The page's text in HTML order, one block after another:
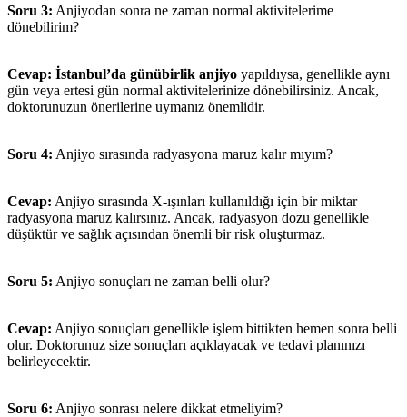
Soru 3: Anjiyodan sonra ne zaman normal aktivitelerime
dönebilirim?
Cevap: İstanbul’da günübirlik anjiyo yapıldıysa, genellikle aynı
gün veya ertesi gün normal aktivitelerinize dönebilirsiniz. Ancak,
doktorunuzun önerilerine uymanız önemlidir.
Soru 4: Anjiyo sırasında radyasyona maruz kalır mıyım?
Cevap: Anjiyo sırasında X-ışınları kullanıldığı için bir miktar
radyasyona maruz kalırsınız. Ancak, radyasyon dozu genellikle
düşüktür ve sağlık açısından önemli bir risk oluşturmaz.
Soru 5: Anjiyo sonuçları ne zaman belli olur?
Cevap: Anjiyo sonuçları genellikle işlem bittikten hemen sonra belli
olur. Doktorunuz size sonuçları açıklayacak ve tedavi planınızı
belirleyecektir.
Soru 6: Anjiyo sonrası nelere dikkat etmeliyim?